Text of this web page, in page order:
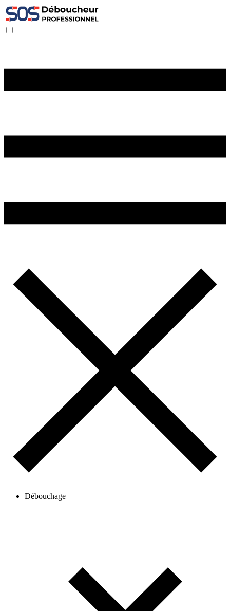
Débouchage